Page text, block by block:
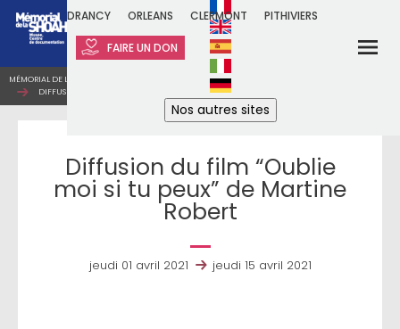
FAIRE UN DON
Nos autres sites
DRANCY ORLEANS CLERMONT PITHIVIERS
MÉMORIAL DE LA SHOAH
À LA UNE
DIFFUSION DU FILM “OUBLIE MOI SI TU PEUX” DE MARTINE ROBERT
Diffusion du film “Oublie
moi si tu peux” de Martine
Robert
jeudi 01 avril 2021 jeudi 15 avril 2021